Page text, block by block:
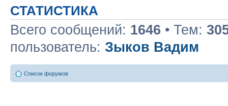
СТАТИСТИКА
Всего сообщений: 1646 • Тем:
пользователь: Зыков Вадим
Список форумов